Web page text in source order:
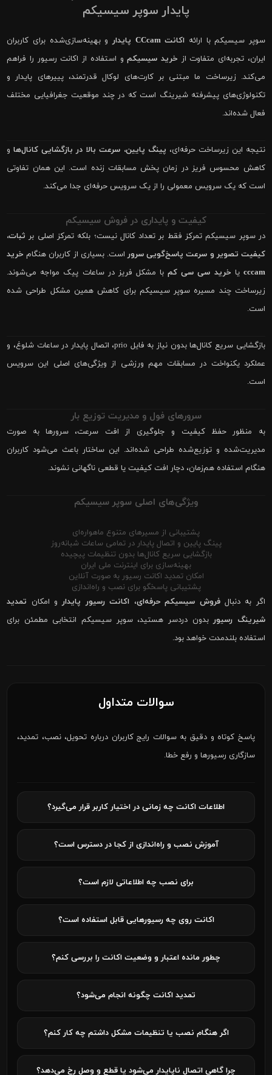
پایدار سوپر سیسیکم
سوپر سیسیکم با ارائه اکانت CCcam پایدار
و بهینه‌سازی‌شده برای کاربران
ایران، تجربه‌ای متفاوت از خرید سیسیکمو استفاده از اکانت رسیور را فراهم
می‌کند. زیرساخت ما مبتنی بر کارت‌های لوکال قدرتمند، پییرهای پایدار و
تکنولوژی‌های پیشرفته شیرینگ است که در چند موقعیت جغرافیایی مختلف
فعال شده‌اند.
نتیجه این زیرساخت حرفه‌ای، پینگ پایین، سرعت بالا در بازگشایی کانال‌هاو
کاهش محسوس فریز در زمان پخش مسابقات زنده است. این همان تفاوتی
است که یک سرویس معمولی را از یک سرویس حرفه‌ای جدا می‌کند.
کیفیت و پایداری در فروش سیسیکم
در سوپر سیسیکم تمرکز فقط بر تعداد کانال نیست؛ بلکه تمرکز اصلی بر ثبات،
کیفیت تصویر و سرعت پاسخ‌گویی سروراست. بسیاری از کاربران هنگام خرید
cccam یا خرید سی سی کمبا مشکل فریز در ساعات پیک مواجه می‌شوند.
زیرساخت چند مسیره سوپر سیسیکم برای کاهش همین مشکل طراحی شده
است.
بازگشایی سریع کانال‌ها بدون نیاز به فایل prio، اتصال پایدار در ساعات شلوغ، و
عملکرد یکنواخت در مسابقات مهم ورزشی از ویژگی‌های اصلی این سرویس
است.
سرورهای فول و مدیریت توزیع بار
به منظور حفظ کیفیت و جلوگیری از افت سرعت، سرورها به صورت
مدیریت‌شده و توزیع‌شده طراحی شده‌اند. این ساختار باعث می‌شود کاربران
هنگام استفاده هم‌زمان، دچار افت کیفیت یا قطعی ناگهانی نشوند.
ویژگی‌های اصلی سوپر سیسیکم
پشتیبانی از مسیرهای متنوع ماهواره‌ای
پینگ پایین و اتصال پایدار در تمامی ساعات شبانه‌روز
بازگشایی سریع کانال‌ها بدون تنظیمات پیچیده
بهینه‌سازی برای اینترنت ملی ایران
امکان تمدید اکانت رسیور به صورت آنلاین
پشتیبانی پاسخگو برای نصب و راه‌اندازی
اگر به دنبالفروش سیسیکم حرفه‌ای، اکانت رسیور پایدارو امکان تمدید
شیرینگ رسیوربدون دردسر هستید، سوپر سیسیکم انتخابی مطمئن برای
استفاده بلندمدت خواهد بود.
سوالات متداول
پاسخ کوتاه و دقیق به سوالات رایج کاربران درباره تحویل، نصب، تمدید،
سازگاری رسیورها و رفع خطا.
اطلاعات اکانت چه زمانی در اختیار کاربر قرار می‌گیرد؟
آموزش نصب و راه‌اندازی از کجا در دسترس است؟
برای نصب چه اطلاعاتی لازم است؟
اکانت روی چه رسیورهایی قابل استفاده است؟
چطور مانده اعتبار و وضعیت اکانت را بررسی کنم؟
تمدید اکانت چگونه انجام می‌شود؟
اگر هنگام نصب یا تنظیمات مشکل داشتم چه کار کنم؟
چرا گاهی اتصال ناپایدار می‌شود یا قطع و وصل رخ می‌دهد؟